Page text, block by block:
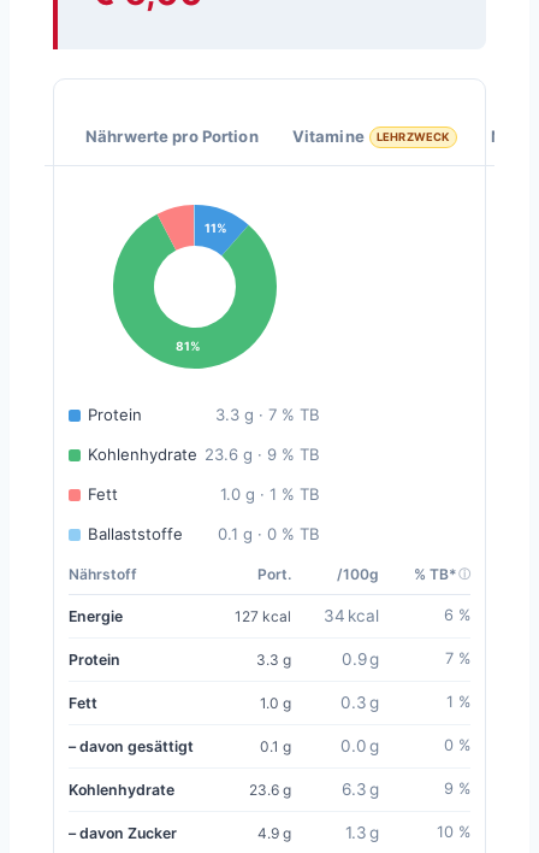
Nährwerte pro Portion Vitamine LEHRZWECK
11%
81%
Protein 3.3 g · 7 % TB
Kohlenhydrate 23.6 g · 9 % TB
Fett 1.0 g · 1 % TB
Ballaststoffe 0.1 g · 0 % TB
Nährstoff Port. /100g % TB*
Energie 127 kcal 34 kcal 6 %
Protein 3.3 g 0.9 g 7 %
Fett 1.0 g 0.3 g 1 %
– davon gesättigt 0.1 g 0.0 g 0 %
Kohlenhydrate 23.6 g 6.3 g 9 %
– davon Zucker 4.9 g 1.3 g 10 %